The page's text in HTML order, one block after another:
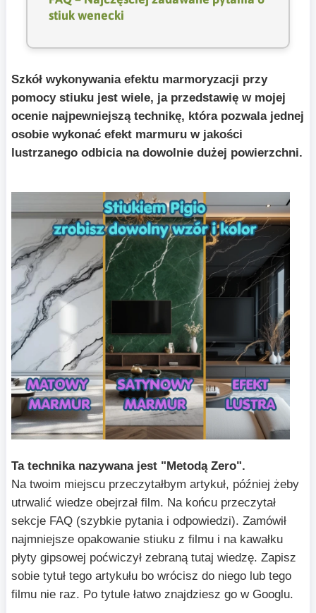
stiuk wenecki
Szkół wykonywania efektu marmoryzacji przy
pomocy stiuku jest wiele, ja przedstawię w mojej
ocenie najpewniejszą technikę, która pozwala jednej
osobie wykonać efekt marmuru w jakości
lustrzanego odbicia na dowolnie dużej powierzchni.
Ta technika nazywana jest "Metodą Zero".
Na twoim miejscu przeczytałbym artykuł, później żeby
utrwalić wiedze obejrzał film. Na końcu przeczytał
sekcje FAQ (szybkie pytania i odpowiedzi). Zamówił
najmniejsze opakowanie stiuku z filmu i na kawałku
płyty gipsowej poćwiczył zebraną tutaj wiedzę. Zapisz
sobie tytuł tego artykułu bo wrócisz do niego lub tego
filmu nie raz. Po tytule łatwo znajdziesz go w Googlu.